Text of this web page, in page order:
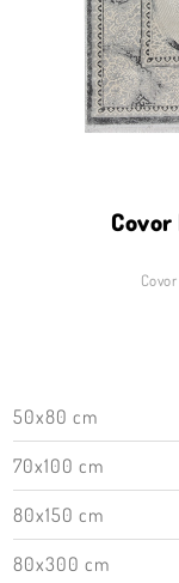
50x80 cm
70x100 cm
80x150 cm
80x300 cm